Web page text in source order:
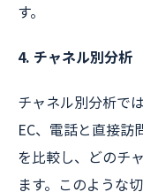
す。
4. チャネル別分析
チャネル別分析で
EC、電話と直接訪
を比較し、どのチ
ます。このような